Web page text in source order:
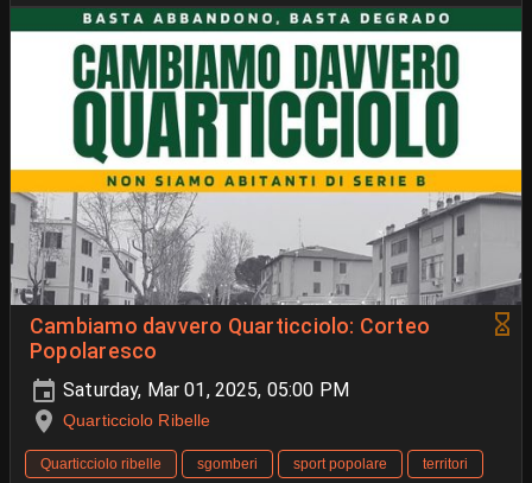
Cambiamo davvero Quarticciolo: Corteo
Popolaresco
Saturday, Mar 01, 2025, 05:00 PM
Quarticciolo Ribelle
Quarticciolo ribelle sgomberi sport popolare territori